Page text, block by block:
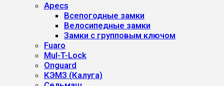
Apecs
Всепогодные замки
Велосипедные замки
Замки с групповым ключом
Fuaro
Mul-T-Lock
Onguard
КЭМЗ (Калуга)